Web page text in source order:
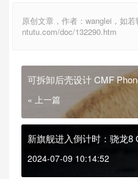
原创文章，作者：wanglei，如
ntutu.com/doc/132290.htm
可拆卸后壳设计 CMF
« 上一篇
新旗舰进入倒计时：骁龙8
2024-07-09 10:14:52